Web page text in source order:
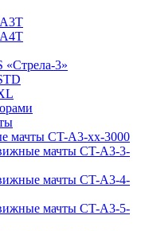
«Стрела-3»
мачты CT-A3-xx-3000
мачты CT-A3-3-
мачты CT-A3-4-
мачты CT-A3-5-